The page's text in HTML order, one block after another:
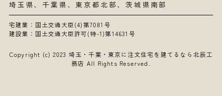
埼玉県、 千葉県 、東京都北部、茨城県南部
宅建業：国土交通大臣(4)第7081号
建設業：国土交通大臣許可(特-1)第14631号
Copyright (c) 2023 埼玉・千葉・東京に注文住宅を建てるなら北辰工
務店 All Rights Reserved.